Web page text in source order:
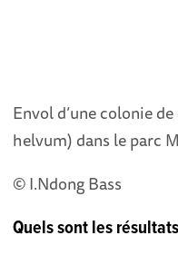
Envol d’une colonie
helvum) dans le parc
© I.Ndong Bass
Quels sont les